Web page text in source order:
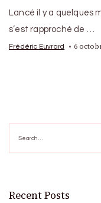
Lancé il y a quelques
s’est rapproché de …
Frédéric Euvrard 6
for:
Recent Posts